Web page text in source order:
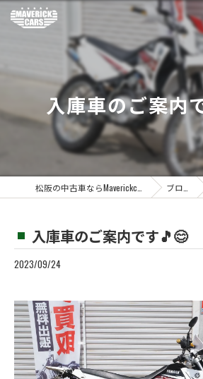
入庫車のご案内
ブログ
入庫車のご案内です🎵😊
2023/09/24